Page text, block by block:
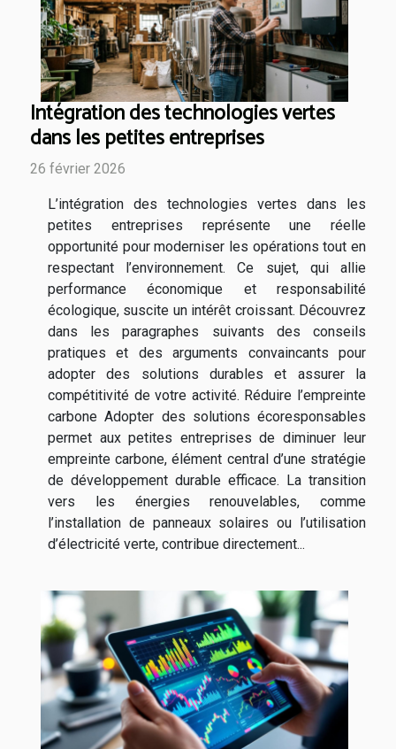
Intégration des technologies vertes
dans les petites entreprises
26 février 2026
L’intégration des technologies vertes dans les
petites entreprises représente une réelle
opportunité pour moderniser les opérations tout en
respectant l’environnement. Ce sujet, qui allie
performance économique et responsabilité
écologique, suscite un intérêt croissant. Découvrez
dans les paragraphes suivants des conseils
pratiques et des arguments convaincants pour
adopter des solutions durables et assurer la
compétitivité de votre activité. Réduire l’empreinte
carbone Adopter des solutions écoresponsables
permet aux petites entreprises de diminuer leur
empreinte carbone, élément central d’une stratégie
de développement durable efficace. La transition
vers les énergies renouvelables, comme
l’installation de panneaux solaires ou l’utilisation
d’électricité verte, contribue directement...